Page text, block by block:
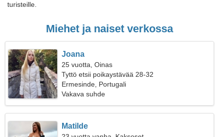
turisteille.
Miehet ja naiset verkossa
Joana
25 vuotta, Oinas
Tyttö etsii poikaystävää 28-32
Ermesinde, Portugali
Vakava suhde
Matilde